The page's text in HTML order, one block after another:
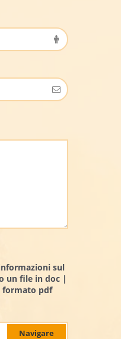
sul
un file in doc |
pdf
Navigare